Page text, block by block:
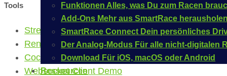
Funktionen Alles, was Du zum Racen
Add-Ons Mehr aus SmartRace herausholen
SmartRace Connect Dein persönliches
Der Analog-Modus Für alle nicht-digitalen
Download Für iOS, macOS oder Android
Ressourcen
Tools
StreamDeck-Plugin
Rennbildschirm-Designer
CockpitXP-Konverter
Websocket Client Demo